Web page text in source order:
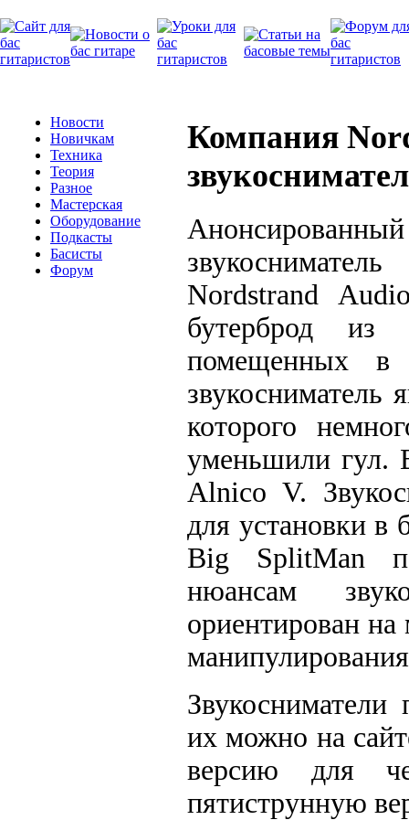
Новости
Новичкам
Техника
Теория
Разное
Мастерская
Оборудование
Подкасты
Басисты
Форум
Компания
Анонсированный
звукосниматель
Nordstrand
бутерброд из
помещенных в
звукосниматель
которого
уменьшили гул.
Alnico V.
для установки в
Big SplitMan
нюансам
ориентирован
Звукосниматели
их можно на
версию для
пятиструнную